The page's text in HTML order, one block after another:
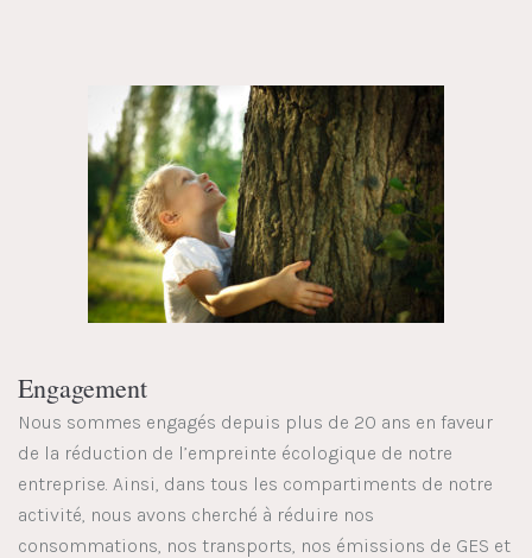
Engagement
Nous sommes engagés depuis plus de 20 ans en faveur
de la réduction de l’empreinte écologique de notre
entreprise. Ainsi, dans tous les compartiments de notre
activité, nous avons cherché à réduire nos
consommations, nos transports, nos émissions de GES et